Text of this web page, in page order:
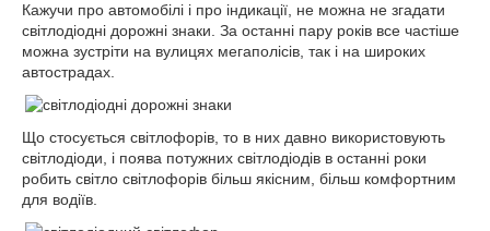
Кажучи про автомобілі і про індикації, не можна не згадати
світлодіодні дорожні знаки. За останні пару років все частіше
можна зустріти на вулицях мегаполісів, так і на широких
автострадах.
Що стосується світлофорів, то в них давно використовують
світлодіоди, і поява потужних світлодіодів в останні роки
робить світло світлофорів більш якісним, більш комфортним
для водіїв.